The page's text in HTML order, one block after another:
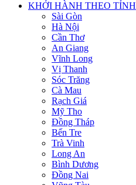
KHỞI HÀNH THEO TỈNH
Sài Gòn
Hà Nội
Cần Thơ
An Giang
Vĩnh Long
Vị Thanh
Sóc Trăng
Cà Mau
Rạch Giá
Mỹ Tho
Đồng Tháp
Bến Tre
Trà Vinh
Long An
Bình Dương
Đồng Nai